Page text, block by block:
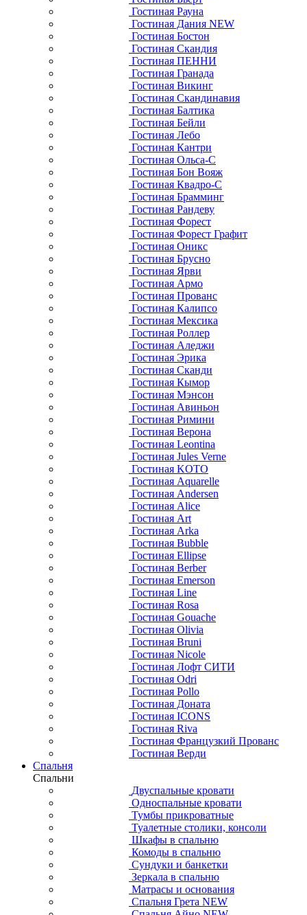
Гостиная Рауна
Гостиная Дания NEW
Гостиная Бостон
Гостиная Скандия
Гостиная ПЕННИ
Гостиная Гранада
Гостиная Викинг
Гостиная Скандинавия
Гостиная Балтика
Гостиная Бейли
Гостиная Лебо
Гостиная Кантри
Гостиная Ольса-С
Гостиная Бон Вояж
Гостиная Квадро-С
Гостиная Брамминг
Гостиная Рандеву
Гостиная Форест
Гостиная Форест Графит
Гостиная Оникс
Гостиная Брусно
Гостиная Ярви
Гостиная Армо
Гостиная Прованс
Гостиная Калипсо
Гостиная Мексика
Гостиная Роллер
Гостиная Аледжи
Гостиная Эрика
Гостиная Сканди
Гостиная Кымор
Гостиная Мэнсон
Гостиная Авиньон
Гостиная Римини
Гостиная Верона
Гостиная Leontina
Гостиная Jules Verne
Гостиная KOTO
Гостиная Aquarelle
Гостиная Andersen
Гостиная Alice
Гостиная Art
Гостиная Arka
Гостиная Bubble
Гостиная Ellipse
Гостиная Berber
Гостиная Emerson
Гостиная Line
Гостиная Rosa
Гостиная Gouache
Гостиная Olivia
Гостиная Bruni
Гостиная Nicole
Гостиная Лофт СИТИ
Гостиная Odri
Гостиная Pollo
Гостиная Доната
Гостиная ICONS
Гостиная Riva
Гостиная Французкий Прованс
Гостиная Верди
Спальня
Спальни
Двуспальные кровати
Односпальные кровати
Тумбы прикроватные
Туалетные столики, консоли
Шкафы в спальню
Комоды в спальню
Сундуки и банкетки
Зеркала в спальню
Матрасы и основания
Спальня Грета NEW